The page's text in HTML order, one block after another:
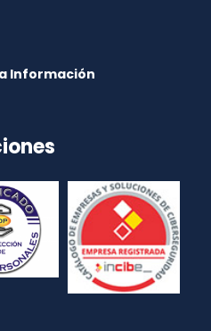
Información